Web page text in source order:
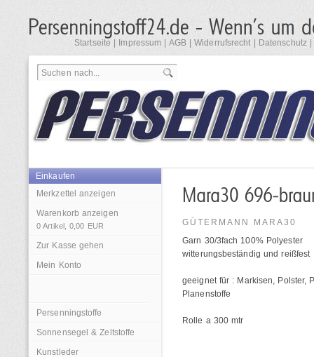
Startseite| Impressum AGB|Widerrufsrecht| Datenschutz
Einkaufen
Merkzettel anzeigen
Warenkorb anzeigen
0 Artikel,0,00 EUR
Zur Kasse gehen
Mein Konto
Persenningstoffe
Sonnensegel & Zeltstoffe
Kunstleder
GÜTERMANN MARA30
Garn 30/3fach 100% Polyester
witterungsbeständig und reißfest
geeignet für : Markisen, Polster,
Planenstoffe
Rolle a 300 mtr